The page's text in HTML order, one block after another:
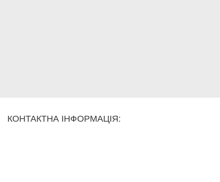
КОНТАКТНА ІНФОРМАЦІЯ: